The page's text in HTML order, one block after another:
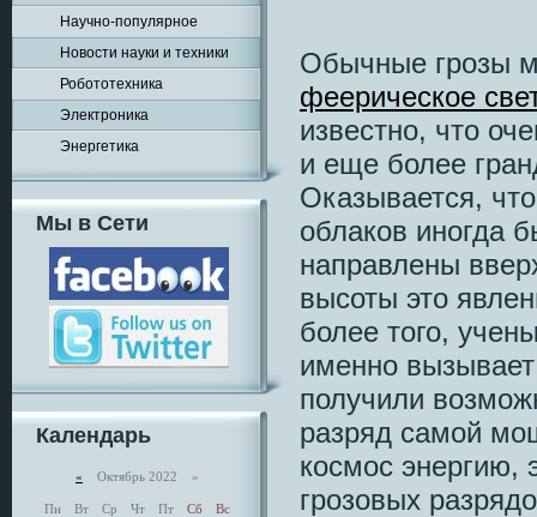
Научно-популярное
Новости науки и техники
Робототехника
Электроника
Энергетика
Мы в Сети
Календарь
« Октябрь 2022 »
Пн Вт Ср Чт Пт Сб Вс
Обычные грозы
феерическое
известно, что
и еще более
Оказывается,
облаков иногда
направлены
высоты это
более того,
именно
получили
разряд самой
космос энергию,
грозовых